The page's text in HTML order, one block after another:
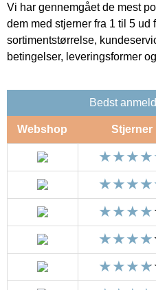
Vi har gennemgået de mest
dem med stjerner fra 1 til 5 ud
sortimentstørrelse,
betingelser, leveringsformer
Bedst
Webshop Stjerner